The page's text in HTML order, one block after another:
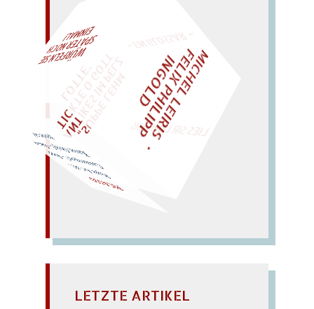
„
S
U
P
P
E
L
E
H
M
A
N
T
I
K
E
S
I
M
P
E
L
Z T
I
C
K
T
E
O
G
O
T
T L
O
T
T
E
"
PICASSO
Pique As? oh!..
Casinospass? – Kipp
Kasse, Ossip! – Sacco
passe so! M
I
C
H
E
L
L
E
I
R
I
S
・
F
E
L
I
X
P
H
I
L
I
P
P
I
N
G
O
L
DLIES SIR LEIRIS LEIS
AL!
LETZTE ARTIKEL